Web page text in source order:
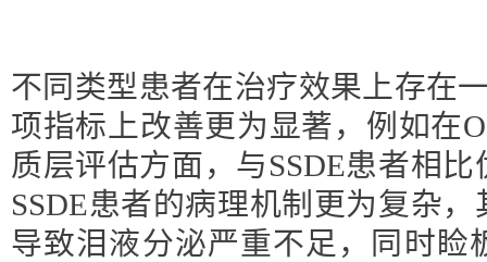
不同类型患者在治疗效果上存在
项指标上改善更为显著，例如在
质层评估方面，与SSDE患者相
SSDE患者的病理机制更为复杂
导致泪液分泌严重不足，同时睑